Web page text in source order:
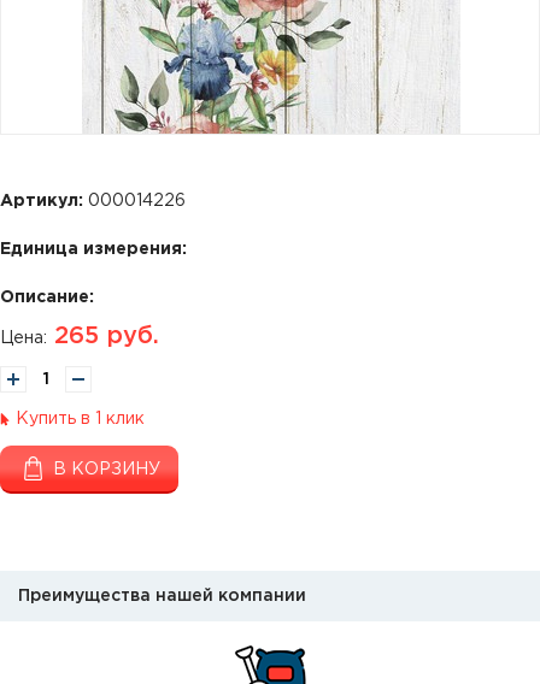
Артикул: 000014226
Единица измерения:
Описание:
Цена: 265 руб.
Купить в 1 клик
В КОРЗИНУ
Преимущества нашей компании